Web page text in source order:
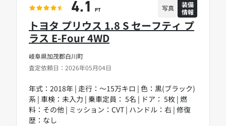
岐阜県加茂郡白川町
査定依頼日：2026年05月04日
トヨタ プリウス 1.8 S セーフティ プ
ラス E-Four 4WD
年式：2018年 | 走行：～15万キロ | 色：黒(ブラック)
系 | 車検：未入力 | 乗車定員： 5名 | ドア： 5枚 | 燃
料：その他 | ミッション：CVT | ハンドル：右 | 修復
歴：なし
4.1 PT 写真
装備
情報